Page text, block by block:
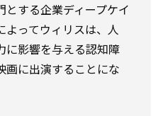
する企業ディープケイ
よってウィリスは、人
に影響を与える認知障
画に出演することにな